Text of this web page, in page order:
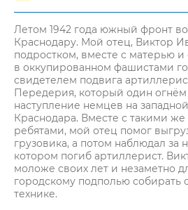
Летом 1942 года южный фронт
Краснодару. Мой отец, Виктор
подростком, вместе с матерью и
в оккупированном фашистами
свидетелем подвига
Передерия, который один
наступление немцев на
Краснодара. Вместе с такими же
ребятами, мой отец помог
грузовика, а потом наблюдал за
котором погиб артиллерист.
моложе своих лет и незаметно
городскому подполью собирать
технике.